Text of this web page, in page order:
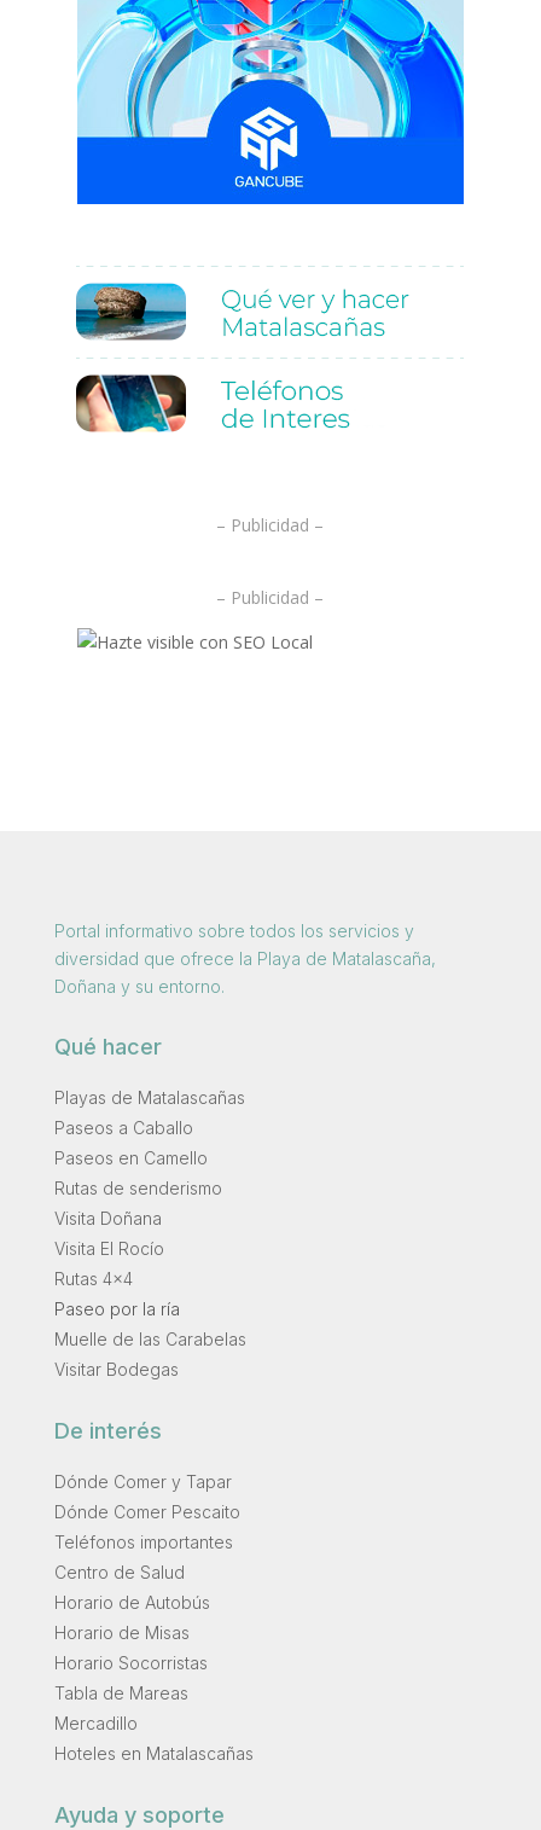
– Publicidad –
– Publicidad –
Portal informativo sobre todos los servicios y
diversidad que ofrece la Playa de Matalascaña,
Doñana y su entorno.
Qué hacer
Playas de Matalascañas
Paseos a Caballo
Paseos en Camello
Rutas de senderismo
Visita Doñana
Visita El Rocío
Rutas 4×4
Paseo por la ría
Muelle de las Carabelas
Visitar Bodegas
De interés
Dónde Comer y Tapar
Dónde Comer Pescaito
Teléfonos importantes
Centro de Salud
Horario de Autobús
Horario de Misas
Horario Socorristas
Tabla de Mareas
Mercadillo
Hoteles en Matalascañas
Ayuda y soporte